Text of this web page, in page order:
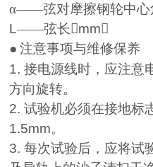
α——弦对摩擦钢轮中心
L——弦长mm
● 注意事项与维修保养
1.接电源线时，应注意
方向旋转。
2.试验机必须在接地标
1.5mm。
3.每次试验后，应将试